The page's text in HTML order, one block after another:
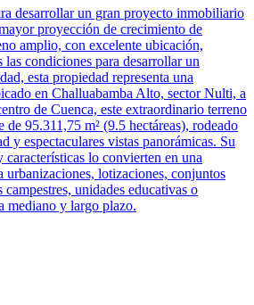
desarrollar un gran proyecto inmobiliario
proyección de crecimiento de
amplio, con excelente ubicación,
las condiciones para desarrollar un
esta propiedad representa una
en Challuabamba Alto, sector Nulti, a
de Cuenca, este extraordinario terreno
de 95.311,75 m² (9.5 hectáreas), rodeado
y espectaculares vistas panorámicas. Su
lo convierten en una
urbanizaciones, lotizaciones, conjuntos
unidades educativas o
mediano y largo plazo.